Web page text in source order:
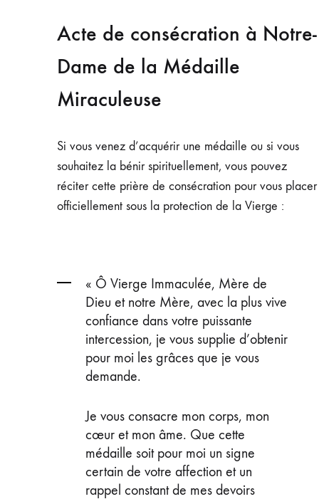
Acte de consécration à Notre-
Dame de la Médaille
Miraculeuse
Si vous venez d’acquérir une médaille ou si vous
souhaitez la bénir spirituellement, vous pouvez
réciter cette prière de consécration pour vous placer
officiellement sous la protection de la Vierge :
« Ô Vierge Immaculée, Mère de
Dieu et notre Mère, avec la plus vive
confiance dans votre puissante
intercession, je vous supplie d’obtenir
pour moi les grâces que je vous
demande.
Je vous consacre mon corps, mon
cœur et mon âme. Que cette
médaille soit pour moi un signe
certain de votre affection et un
rappel constant de mes devoirs